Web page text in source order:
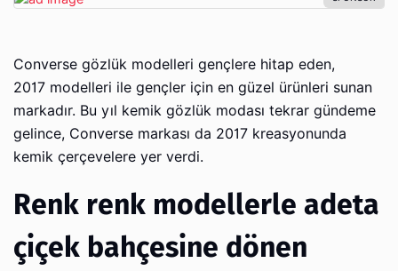
Converse gözlük modelleri gençlere hitap eden,
2017 modelleri ile gençler için en güzel ürünleri sunan
markadır. Bu yıl kemik gözlük modası tekrar gündeme
gelince, Converse markası da 2017 kreasyonunda
kemik çerçevelere yer verdi.
Renk renk modellerle adeta
çiçek bahçesine dönen